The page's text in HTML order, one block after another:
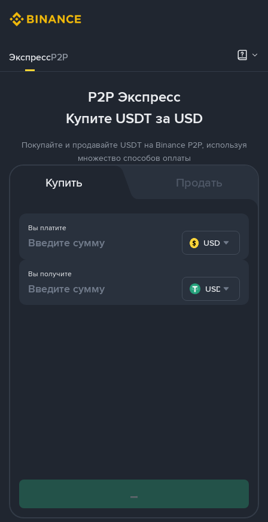
ЭкспрессP2P
P2P Экспресс
Купите USDT за USD
Покупайте и продавайте USDT на Binance P2P, используя
множество способов оплаты
Купить Продать
Вы платите
USD
Вы получите
USDT